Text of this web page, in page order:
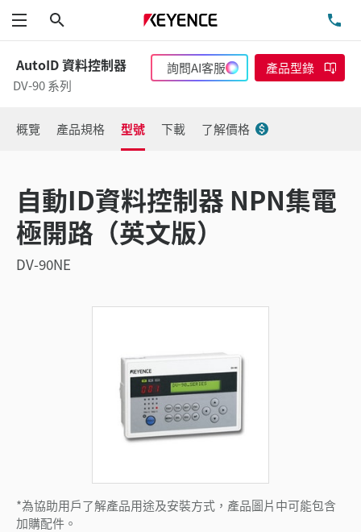
功能表
AutoID 資料控制器
DV-90 系列
詢問AI客服 產品型錄
概覽 產品規格 型號 下載 了解價格
自動ID資料控制器 NPN集電
極開路（英文版）
DV-90NE
*為協助用戶了解產品用途及安裝方式，產品圖片中可能包含
加購配件。